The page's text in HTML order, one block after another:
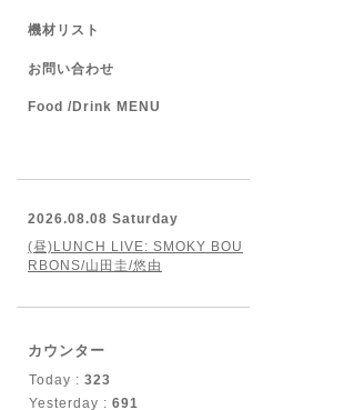
機材リスト
お問い合わせ
Food /Drink MENU
2026.08.08 Saturday
(昼)LUNCH LIVE: SMOKY BOU
RBONS/山田圭/悠由
カウンター
Today : 323
Yesterday : 691